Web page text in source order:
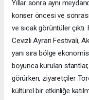
Yıllar sonra aynı
konser öncesi ve
ve sıcak görüntüler
Cevizli Ayran Festivali,
yanı sıra bölge
boyunca kurulan
görürken, ziyaretçiler
kültürel bir etkinliğe